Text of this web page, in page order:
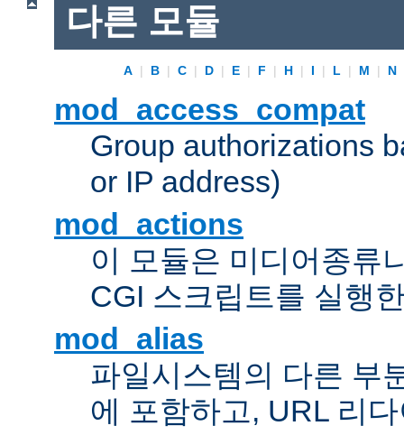
다른 모듈
A | B | C | D | E | F | H | I | L | M | N
mod_access_compat
Group authorizations
or IP address)
mod_actions
이 모듈은 미디어종류
CGI 스크립트를 실행
mod_alias
파일시스템의 다른 부
에 포함하고, URL 리